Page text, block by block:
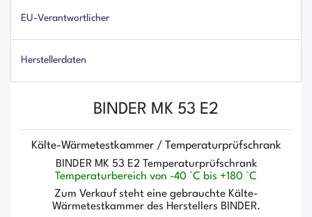
EU-Verantwortlicher
Herstellerdaten
BINDER MK 53 E2
Kälte-Wärmetestkammer / Temperaturprüfschrank
BINDER MK 53 E2 Temperaturprüfschrank
Temperaturbereich von -40 °C bis +180 °C
Zum Verkauf steht eine gebrauchte Kälte-
Wärmetestkammer des Herstellers BINDER.